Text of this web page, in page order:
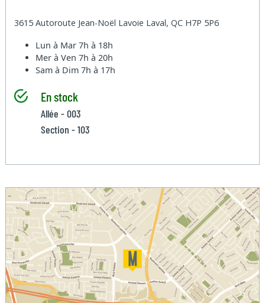
3615 Autoroute Jean-Noël Lavoie Laval, QC H7P 5P6
Lun à Mar7h à 18h
Mer à Ven7h à 20h
Sam à Dim7h à 17h
En stock
Allée - 003
Section - 103